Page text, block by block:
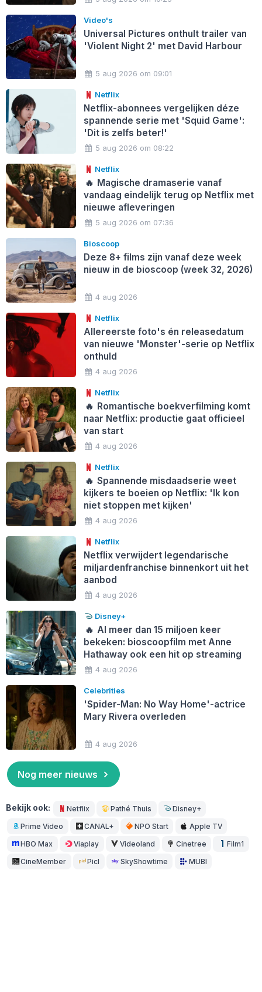
Video's
Universal Pictures onthult trailer van
'Violent Night 2' met David Harbour
5 aug 2026 om 09:01
Netflix
Netflix-abonnees vergelijken déze
spannende serie met 'Squid Game':
'Dit is zelfs beter!'
5 aug 2026 om 08:22
Netflix
🔥 Magische dramaserie vanaf
vandaag eindelijk terug op Netflix met
nieuwe afleveringen
5 aug 2026 om 07:36
Bioscoop
Deze 8+ films zijn vanaf deze week
nieuw in de bioscoop (week 32, 2026)
4 aug 2026
Netflix
Allereerste foto's én releasedatum
van nieuwe 'Monster'-serie op Netflix
onthuld
4 aug 2026
Netflix
🔥 Romantische boekverfilming komt
naar Netflix: productie gaat officieel
van start
4 aug 2026
Netflix
🔥 Spannende misdaadserie weet
kijkers te boeien op Netflix: 'Ik kon
niet stoppen met kijken'
4 aug 2026
Netflix
Netflix verwijdert legendarische
miljardenfranchise binnenkort uit het
aanbod
4 aug 2026
Disney+
🔥 Al meer dan 15 miljoen keer
bekeken: bioscoopfilm met Anne
Hathaway ook een hit op streaming
4 aug 2026
Celebrities
'Spider-Man: No Way Home'-actrice
Mary Rivera overleden
4 aug 2026
Nog meer nieuws
Bekijk ook: Netflix Pathé Thuis Disney+
Prime Video CANAL+ NPO Start Apple TV
HBO Max Viaplay Videoland Cinetree Film1
CineMember Picl SkyShowtime MUBI